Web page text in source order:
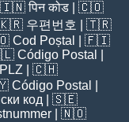
🇮🇳पिन कोड | 🇨🇴
🇰🇷 우편번호
| 🇹🇷
Cod Poștal
| 🇫🇮
Código Postal
PLZ | 🇨🇭
Código Postal
код | 🇸🇪
| 🇳🇴